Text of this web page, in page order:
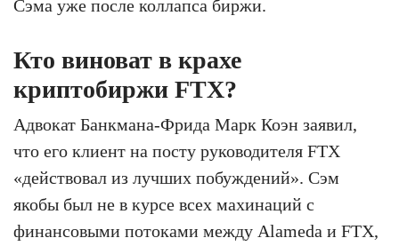
Сэма уже после коллапса биржи.
Кто виноват в крахе
криптобиржи FTX?
Адвокат Банкмана-Фрида Марк Коэн заявил,
что его клиент на посту руководителя FTX
«действовал из лучших побуждений». Сэм
якобы был не в курсе всех махинаций с
финансовыми потоками между Alameda и FTX,